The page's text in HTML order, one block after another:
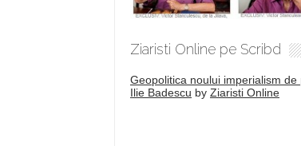
Ziaristi Online pe Scribd
Geopolitica noului imperialism de
Ilie Badescu by Ziaristi Online